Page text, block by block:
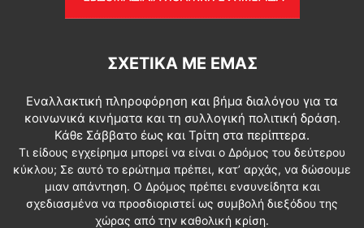
ΣΧΕΤΙΚΆ ΜΕ ΕΜΆΣ
Εναλλακτική πληροφόρηση και βήμα διαλόγου για τα
κοινωνικά κινήματα και τη συλλογική πολιτική δράση.
Κάθε Σάββατο έως και Τρίτη στα περίπτερα.
Τι είδους εγχείρημα μπορεί να είναι ο Δρόμος του δεύτερου
κύκλου; Σε αυτό το ερώτημα πρέπει, κατ’ αρχάς, να δώσουμε
μιαν απάντηση. Ο Δρόμος πρέπει ενσυνείδητα και
σχεδιασμένα να προσδιοριστεί ως συμβολή διεξόδου της
χώρας από την καθολική κρίση.